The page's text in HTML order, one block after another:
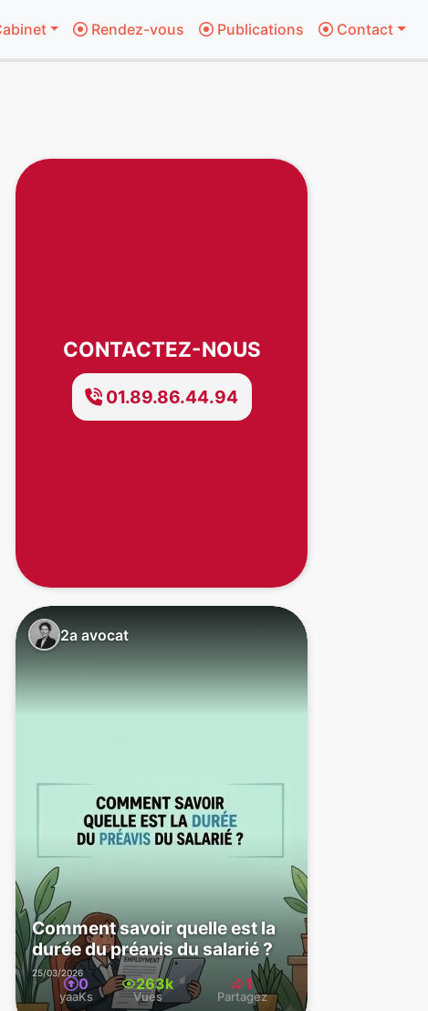
Rendez-vous Publications Contact
CONTACTEZ-NOUS
01.89.86.44.94
25/03/2026
2a avocat
Comment savoir quelle est la
durée du préavis du salarié ?
0
yaaKs
263k
Vues
1
Partagez